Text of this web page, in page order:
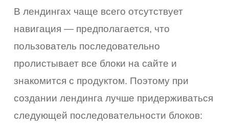
В лендингах чаще всего отсутствует
навигация — предполагается, что
пользователь последовательно
пролистывает все блоки на сайте и
знакомится с продуктом. Поэтому при
создании лендинга лучше придерживаться
следующей последовательности блоков: